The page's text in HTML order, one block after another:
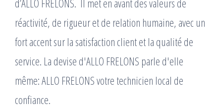
d’ALLO FRELONS. ​ Il met en avant des valeurs de
réactivité, de rigueur et de relation humaine, avec un
fort accent sur la satisfaction client et la qualité de
service. La devise d'ALLO FRELONS parle d'elle
même: ALLO FRELONS votre technicien local de
confiance.